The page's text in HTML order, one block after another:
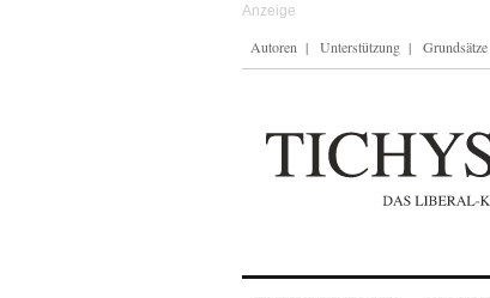
Autoren Unterstützung Grundsätze